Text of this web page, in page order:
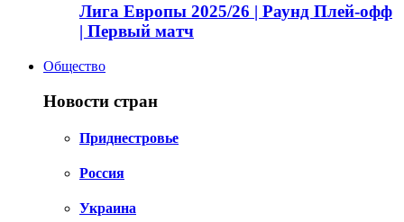
Лига Европы 2025/26 | Раунд Плей-офф
| Первый матч
Общество
Новости стран
Приднестровье
Россия
Украина